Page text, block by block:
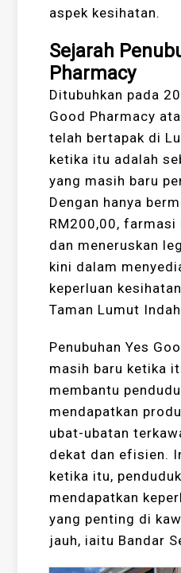
aspek kesihatan.
Sejarah
Pharmacy
Ditubuhkan pada
Good Pharmacy
telah bertapak di
ketika itu adalah
yang masih baru
Dengan hanya
RM200,00, farmasi
dan meneruskan
kini dalam
keperluan
Taman Lumut
Penubuhan Yes
masih baru ketika
membantu
mendapatkan
ubat-ubatan
dekat dan efisien.
ketika itu,
mendapatkan
yang penting di
jauh, iaitu Bandar